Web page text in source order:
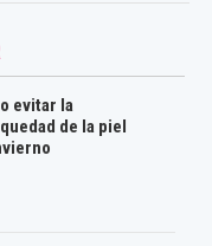
evitar la
de la piel